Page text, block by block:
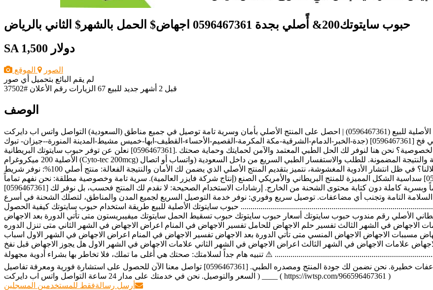
حبوب سايتوتك200& أًصلي بجدة 0596467361 اجهاض$ الحمل بالشهر$ الثاني بالرياض
SA
1,500 دولار
الصور
الموقع
لم يقم البائع بتحميل أي صور
قبل 2 أشهر
جديد للبيع 67 الزيارات رقم الأعلان #37502
الوصف
حبوب سايتوتك الأصلية للبيع (0596467361) | احصل على المنتج الأصلي بأمان وسرية تامة توصيل في جميع مناطق (السعودية) التواصل واتس اب دايركت ) ____ ( https://iwtsp.com/966596467361 ) (الرياض-
جدة-الخبر-الدمام-الشرقية-مكة المكرمة-القصيم-الأحساء-القطيف-ابها-خميس مشيط-المدينة المنورة--جيزان- تبوك) [0596467361] هل تبحث عن حبوب سايتوتك الأصلية [0596467361] وتخشى الوقوع في فخ
المنتجات المقلدة؟ هل تحتاج إلى حل آمن، مضمون، وبأعلى درجات الخصوصية؟ نحن هنا لنوفر لك الحل الطبي المعتمد والآمن لحمايتك وحماية صحتك .[0596467361] نعلن عن توفر حبوب سايتوتك البريطانية
الأصلية 200 ميكروغرام (Cyto-tec 200mcg) بجرعاتها الكاملة وصلاحيتها الجديدة، مباشرة من الوكيل لضمان الفعالية والنتيجة المضمونة. للطلب والاستفسار الطبي السريع من داخل السعودية (واتساب أو اتصال
مباشر): [0596467361]???? لماذا تختار حبوب سايتوتك الأصلية من خلالنا؟ في ظل انتشار الأدوية المغشوشة، نتميز بتقديم المنتج الأصلي الذي يضمن لك الأمان والنتيجة الفعالة: منتج أصلي 100%: نوفر شريط
سايتوتك الأصلي باللون الفضي والخط الأسود والأقراص [0596467361] سداسية الشكل المميزة للمنتج البريطاني والأمريكي الصنع (إنتاج شركة فايزر العالمية). سرية تامة وخصوصية مطلقة: نحن نفهم تماماً
حساسية الأمر، لذلك يتم شحن وتوصيل الطلب في مغلف مغلق تماماً وبسرية كاملة دون كتابة محتوى الشحنة من الخارج. إرشادات الاستخدام الصحيحة: لا نقدم لك المنتج فحسب، بل نوفر لك [0596467361]
السلامة التامة وتجنب أي مضاعفات. توصيل سريع وفوري: نوفر خدمة التوصيل السريع لجميع المدن والمناطق، لتصلك الشحنة في أسرع
حبوب سايتوتك الأصلية للبيع طريقة استخدام حبوب سايتوتك كيفية الحصول
سايتوتك 200 مواصفات سايتوتك البريطاني الأصلي رقم مندوب حبوب سايتوتك أسعار حبوب سايتوتك حبوب تسقيط الحمل سايتوتك ميفيبريستون متى تأتي الدورة بعد الاجهاض
الاجهاض في الشهر الثالث تفسير حلم الاجهاض للحامل تفسير الاجهاض في المنام اعراض الاجهاض في الشهر الثاني متى تنزل الدوره
مسببات الاجهاض الاجهاض المنسي متى تأتي الدورة بعد الاجهاض تفسير الاجهاض في المنام اعراض الاجهاض في الشهر الاول اسباب
علامات الاجهاض في الشهر الثالث اعراض الاجهاض في الشهر الثاني علامات الاجهاض في الشهر الاول هل يجوز الاجهاض قبل نفخ
⚠️ تنبيه هام جداً لسلامتك: صحتك هي أغلى ما تملك، فلا تخاطر بها بشراء أدوية مجهولة
المصدر أو بأسعار رخيصة ومغرية لمنتجات مقلدة قد تسبب لك مضاعفات خطيرة. نحن نضمن لك جودة المنتج ومصدره الطبي. [0596467361] تواصل معنا الآن للحصول على استشارة فورية ومعرفة تفاصيل
السعر والتوصيل. نحن في خدمتك على مدار 24 ساعة التواصل واتس اب دايركت ) ____ ( https://iwtsp.com/966596467361 )
أرسل رسالةفقط للمستخدمين المسجلين